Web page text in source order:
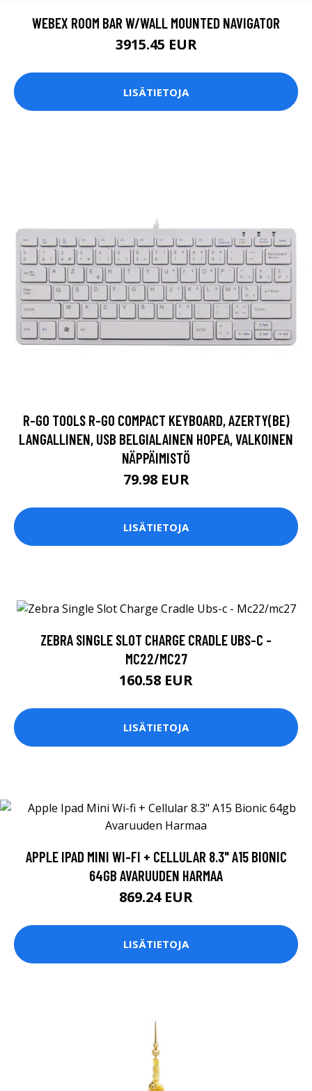
WEBEX ROOM BAR W/WALL MOUNTED NAVIGATOR
3915.45 EUR
LISÄTIETOJA
R-GO TOOLS R-GO COMPACT KEYBOARD, AZERTY(BE)
LANGALLINEN, USB BELGIALAINEN HOPEA, VALKOINEN
NÄPPÄIMISTÖ
79.98 EUR
LISÄTIETOJA
ZEBRA SINGLE SLOT CHARGE CRADLE UBS-C -
MC22/MC27
160.58 EUR
LISÄTIETOJA
APPLE IPAD MINI WI-FI + CELLULAR 8.3" A15 BIONIC
64GB AVARUUDEN HARMAA
869.24 EUR
LISÄTIETOJA